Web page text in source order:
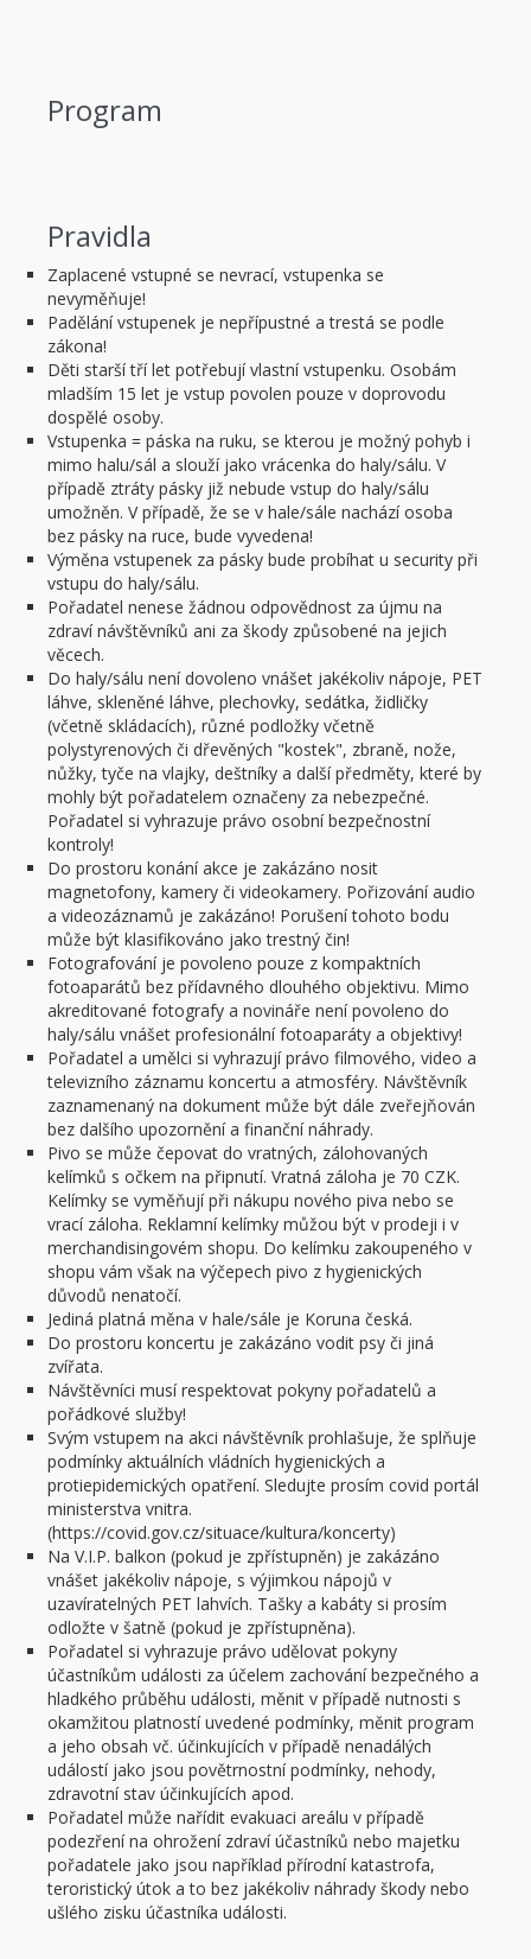
Program
Pravidla
Zaplacené vstupné se nevrací, vstupenka se
nevyměňuje!
Padělání vstupenek je nepřípustné a trestá se podle
zákona!
Děti starší tří let potřebují vlastní vstupenku. Osobám
mladším 15 let je vstup povolen pouze v doprovodu
dospělé osoby.
Vstupenka = páska na ruku, se kterou je možný pohyb i
mimo halu/sál a slouží jako vrácenka do haly/sálu. V
případě ztráty pásky již nebude vstup do haly/sálu
umožněn. V případě, že se v hale/sále nachází osoba
bez pásky na ruce, bude vyvedena!
Výměna vstupenek za pásky bude probíhat u security při
vstupu do haly/sálu.
Pořadatel nenese žádnou odpovědnost za újmu na
zdraví návštěvníků ani za škody způsobené na jejich
věcech.
Do haly/sálu není dovoleno vnášet jakékoliv nápoje, PET
láhve, skleněné láhve, plechovky, sedátka, židličky
(včetně skládacích), různé podložky včetně
polystyrenových či dřevěných "kostek", zbraně, nože,
nůžky, tyče na vlajky, deštníky a další předměty, které by
mohly být pořadatelem označeny za nebezpečné.
Pořadatel si vyhrazuje právo osobní bezpečnostní
kontroly!
Do prostoru konání akce je zakázáno nosit
magnetofony, kamery či videokamery. Pořizování audio
a videozáznamů je zakázáno! Porušení tohoto bodu
může být klasifikováno jako trestný čin!
Fotografování je povoleno pouze z kompaktních
fotoaparátů bez přídavného dlouhého objektivu. Mimo
akreditované fotografy a novináře není povoleno do
haly/sálu vnášet profesionální fotoaparáty a objektivy!
Pořadatel a umělci si vyhrazují právo filmového, video a
televizního záznamu koncertu a atmosféry. Návštěvník
zaznamenaný na dokument může být dále zveřejňován
bez dalšího upozornění a finanční náhrady.
Pivo se může čepovat do vratných, zálohovaných
kelímků s očkem na připnutí. Vratná záloha je 70 CZK.
Kelímky se vyměňují při nákupu nového piva nebo se
vrací záloha. Reklamní kelímky můžou být v prodeji i v
merchandisingovém shopu. Do kelímku zakoupeného v
shopu vám však na výčepech pivo z hygienických
důvodů nenatočí.
Jediná platná měna v hale/sále je Koruna česká.
Do prostoru koncertu je zakázáno vodit psy či jiná
zvířata.
Návštěvníci musí respektovat pokyny pořadatelů a
pořádkové služby!
Svým vstupem na akci návštěvník prohlašuje, že splňuje
podmínky aktuálních vládních hygienických a
protiepidemických opatření. Sledujte prosím covid portál
ministerstva vnitra.
(https://covid.gov.cz/situace/kultura/koncerty)
Na V.I.P. balkon (pokud je zpřístupněn) je zakázáno
vnášet jakékoliv nápoje, s výjimkou nápojů v
uzavíratelných PET lahvích. Tašky a kabáty si prosím
odložte v šatně (pokud je zpřístupněna).
Pořadatel si vyhrazuje právo udělovat pokyny
účastníkům události za účelem zachování bezpečného a
hladkého průběhu události, měnit v případě nutnosti s
okamžitou platností uvedené podmínky, měnit program
a jeho obsah vč. účinkujících v případě nenadálých
událostí jako jsou povětrnostní podmínky, nehody,
zdravotní stav účinkujících apod.
Pořadatel může nařídit evakuaci areálu v případě
podezření na ohrožení zdraví účastníků nebo majetku
pořadatele jako jsou například přírodní katastrofa,
teroristický útok a to bez jakékoliv náhrady škody nebo
ušlého zisku účastníka události.